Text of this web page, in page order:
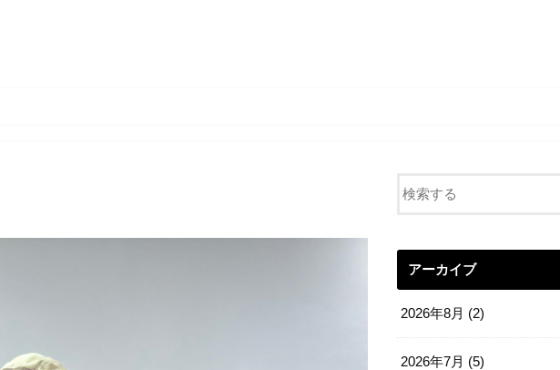
アーカイブ
2026年8月 (2)
2026年7月 (5)